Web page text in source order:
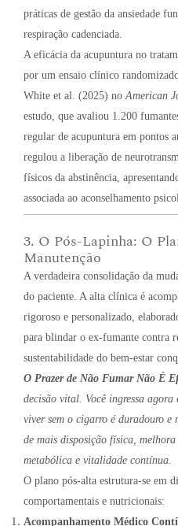
práticas de gestão da ansiedade
respiração cadenciada
A eficácia da acupuntura no
por um ensaio clínico
White et al. (2025) no American
estudo, que avaliou 1.200
regular de acupuntura em pontos
regulou a liberação de
físicos da abstinência,
associada ao aconselhamento
3. O Pós-Lapinha: O
Manutenção
A verdadeira consolidação da
do paciente A alta clínica é
rigoroso e personalizado,
para blindar o ex-fumante contra
sustentabilidade do bem-estar
O Prazer de Não Fumar Não É
decisão vital Você ingressa agora
viver sem o cigarro é duradouro e
de mais disposição física,
metabólica e vitalidade contínua
O plano pós-alta estrutura-se em
comportamentais e nutricionais:
Acompanhamento Médico